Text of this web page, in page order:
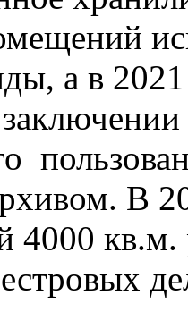
а в
В
кв.м.